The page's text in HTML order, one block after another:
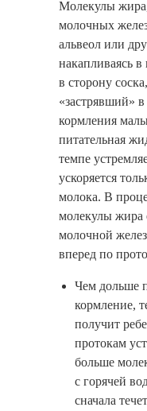
Молекулы
молочных
альвеол или
накапливаясь в
в сторону
«застрявший»
кормления
питательная
темпе
ускоряется
молока. В
молекулы жира
молочной
вперед по
Чем дольше
кормление,
получит
протокам
больше
с горячей
сначала